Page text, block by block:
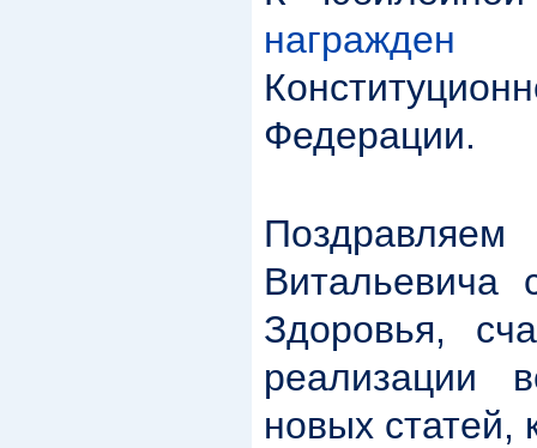
награжден
Федерации.
Витальевича
Здоровья,
реализации
новых статей,